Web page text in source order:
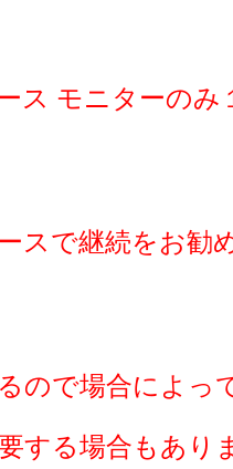
ス モニターのみ
スで継続をお勧
ので場合によっ
する場合もあり